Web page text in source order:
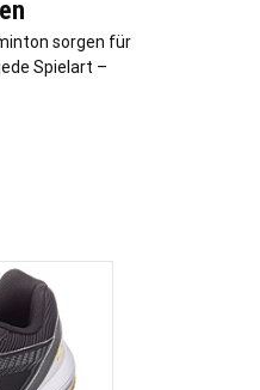
sorgen für
Spielart –